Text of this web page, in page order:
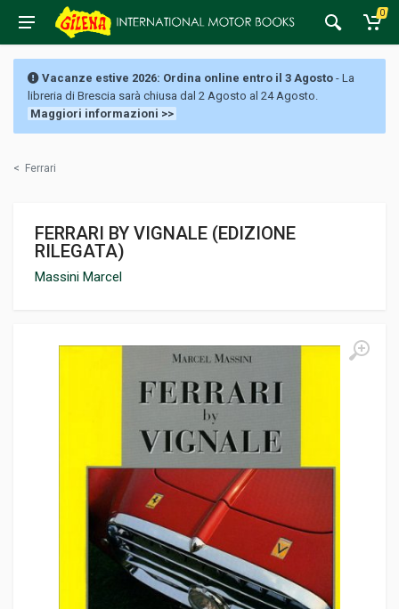
0
Vacanze estive 2026: Ordina online entro il 3 Agosto - La
libreria di Brescia sarà chiusa dal 2 Agosto al 24 Agosto.
Maggiori informazioni >>
< Ferrari
FERRARI BY VIGNALE (EDIZIONE
RILEGATA)
Massini Marcel